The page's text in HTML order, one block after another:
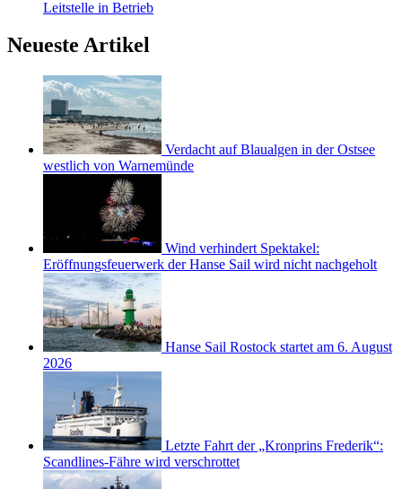
Leitstelle in Betrieb
Neueste Artikel
Verdacht auf Blaualgen in der Ostsee
westlich von Warnemünde
Wind verhindert Spektakel:
Eröffnungsfeuerwerk der Hanse Sail wird nicht nachgeholt
Hanse Sail Rostock startet am 6. August
2026
Letzte Fahrt der „Kronprins Frederik“:
Scandlines-Fähre wird verschrottet